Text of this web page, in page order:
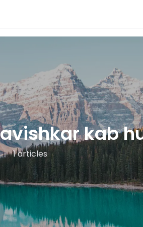
kab
1 articles